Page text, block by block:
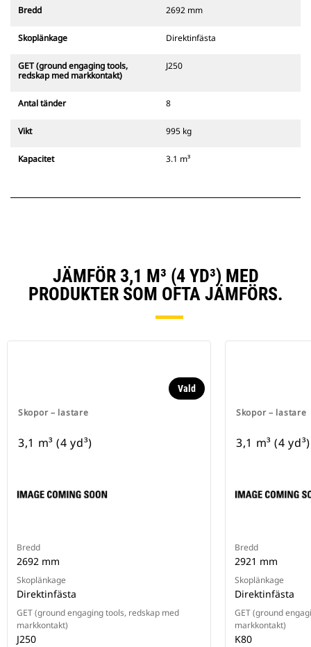
Bredd 2692 mm
Skoplänkage Direktinfästa
GET (ground engaging tools,
redskap med markkontakt)
J250
Antal tänder 8
Vikt 995 kg
Kapacitet 3.1 m³
JÄMFÖR 3,1 M³ (4 YD³) MED
PRODUKTER SOM OFTA JÄMFÖRS.
Skopor – lastare
Vald
3,1 m³ (4 yd³)
Bredd
2692 mm
Skoplänkage
Direktinfästa
GET (ground engaging tools, redskap med
markkontakt)
J250
Skopor – lastare
3,1 m³ (4 yd³)
Bredd
2921 mm
Skoplänkage
Direktinfästa
GET (ground
markkontakt)
K80